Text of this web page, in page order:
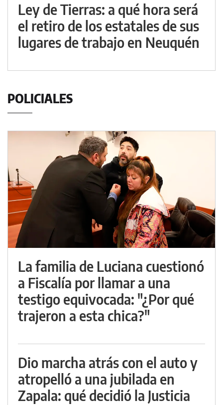
Ley de Tierras: a qué hora será
el retiro de los estatales de sus
lugares de trabajo en Neuquén
POLICIALES
La familia de Luciana cuestionó
a Fiscalía por llamar a una
testigo equivocada: "¿Por qué
trajeron a esta chica?"
Dio marcha atrás con el auto y
atropelló a una jubilada en
Zapala: qué decidió la Justicia